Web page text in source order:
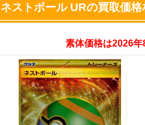
・新規限定！8種類
・リリース1周年イ
・新規登録で最大
ネストボール URの買取価格
素体価格は2026